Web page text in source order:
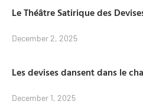
Le Théâtre Satirique des
December 2, 2025
Les devises dansent dans le
December 1, 2025